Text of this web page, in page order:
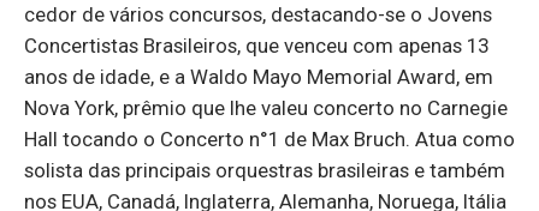
cedor de vá­rios con­cursos, des­ta­cando-se o Jo­vens
Con­cer­tistas Bra­si­leiros, que venceu com apenas 13
anos de idade, e a Waldo Mayo Me­mo­rial Award, em
Nova York, prêmio que lhe valeu con­certo no Car­negie
Hall to­cando o Con­certo n°1 de Max Bruch. Atua como
so­lista das prin­ci­pais or­ques­tras bra­si­leiras e também
nos EUA, Ca­nadá, In­gla­terra, Ale­manha, No­ruega, Itália